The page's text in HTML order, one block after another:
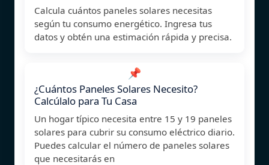
Calcula cuántos paneles solares necesitas
según tu consumo energético. Ingresa tus
datos y obtén una estimación rápida y precisa.
📌
¿Cuántos Paneles Solares Necesito?
Calcúlalo para Tu Casa
Un hogar típico necesita entre 15 y 19 paneles
solares para cubrir su consumo eléctrico diario.
Puedes calcular el número de paneles solares
que necesitarás en